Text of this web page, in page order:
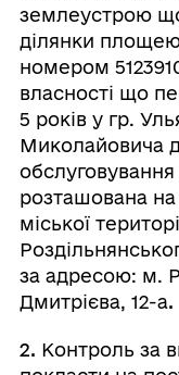
землеустрою
ділянки площею
номером
власності що
5 років у гр.
Миколайовича
обслуговування
розташована на
міської
за адресою: м.
Дмитрієва, 12-а.
2. Контроль за